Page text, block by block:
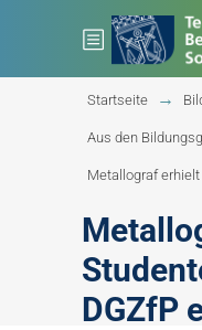
Startseite
Aus den
Metallograf
DGZfP